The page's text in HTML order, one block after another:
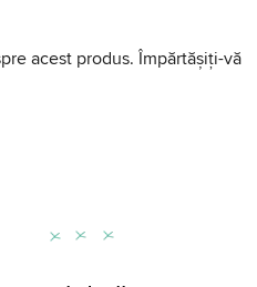
acest produs. Împărtășiți-vă